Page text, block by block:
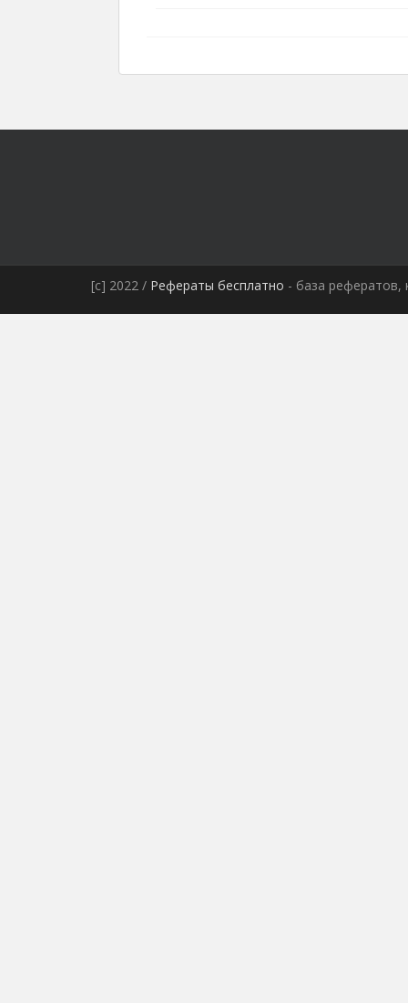
[c] 2022 / Рефераты бесплатно - база рефератов,